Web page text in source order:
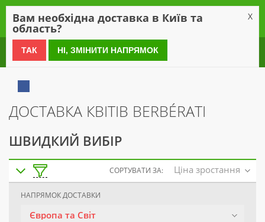
0 800 21 54 55
ДОСТАВКА КВІТІВ BERBÉRATI
ШВИДКИЙ ВИБІР
СОРТУВАТИ ЗА: Ціна зростання
НАПРЯМОК ДОСТАВКИ
Європа та Світ
Вам необхідна доставка в Київ та
область?
X
ТАК НІ, ЗМІНИТИ НАПРЯМОК